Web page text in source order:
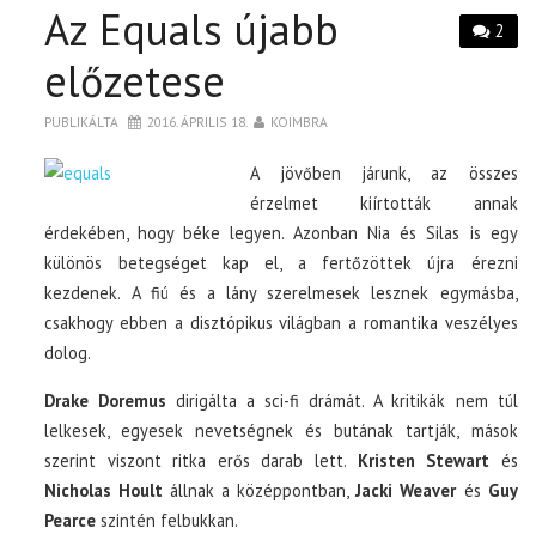
2
Az Equals újabb
előzetese
PUBLIKÁLTA 2016. ÁPRILIS 18. KOIMBRA
A jövőben járunk, az összes
érzelmet kiírtották annak
érdekében, hogy béke legyen. Azonban Nia és Silas is egy
különös betegséget kap el, a fertőzöttek újra érezni
kezdenek. A fiú és a lány szerelmesek lesznek egymásba,
csakhogy ebben a disztópikus világban a romantika veszélyes
dolog.
Drake Doremus dirigálta a sci-fi drámát. A kritikák nem túl
lelkesek, egyesek nevetségnek és butának tartják, mások
szerint viszont ritka erős darab lett. Kristen Stewart és
Nicholas Hoult állnak a középpontban,Jacki Weaverés Guy
Pearce szintén felbukkan.